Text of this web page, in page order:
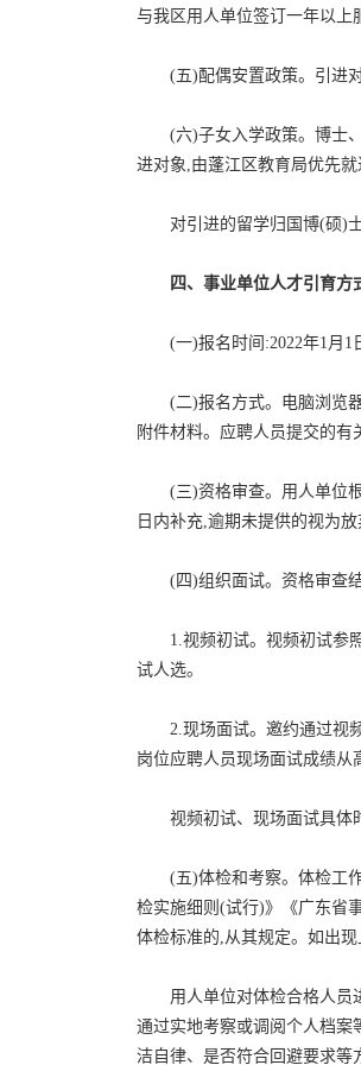
与我区用人单位签订一年以上
(五)配偶安置政策。引进
(六)子女入学政策。博士
进对象,由蓬江区教育局优先就
对引进的留学归国博(硕)
四、事业单位人才引育方
(一)报名时间:2022年1月1
(二)报名方式。电脑浏览
附件材料。应聘人员提交的有
(三)资格审查。用人单位
日内补充,逾期未提供的视为
(四)组织面试。资格审查
1.视频初试。视频初试参
试人选。
2.现场面试。邀约通过视
岗位应聘人员现场面试成绩从
视频初试、现场面试具体
(五)体检和考察。体检工
检实施细则(试行)》《广东省
体检标准的,从其规定。如出
用人单位对体检合格人员
通过实地考察或调阅个人档案
洁自律、是否符合回避要求等